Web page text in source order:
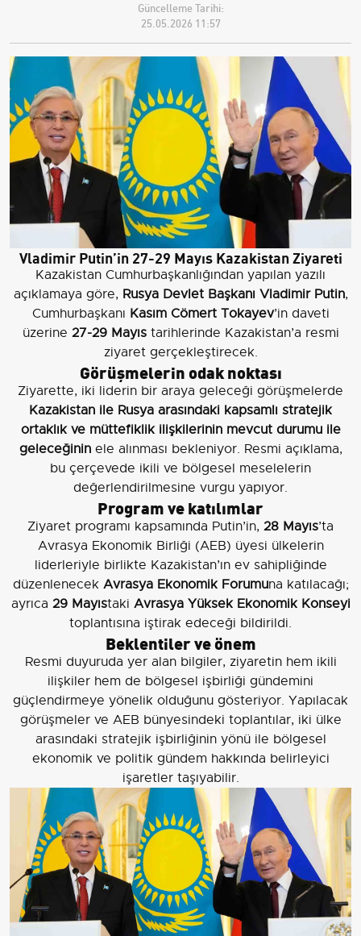
Güncelleme Tarihi:
25.05.2026 11:57
Vladimir Putin’in 27-29 Mayıs Kazakistan Ziyareti
Kazakistan Cumhurbaşkanlığından yapılan yazılı
açıklamaya göre, Rusya Devlet Başkanı Vladimir Putin,
Cumhurbaşkanı Kasım Cömert Tokayev’in daveti
üzerine 27-29 Mayıstarihlerinde Kazakistan’a resmi
ziyaret gerçekleştirecek.
Görüşmelerin odak noktası
Ziyarette, iki liderin bir araya geleceği görüşmelerde
Kazakistan ile Rusya arasındaki kapsamlı stratejik
ortaklık ve müttefiklik ilişkilerinin mevcut durumu ile
geleceğininele alınması bekleniyor. Resmi açıklama,
bu çerçevede ikili ve bölgesel meselelerin
değerlendirilmesine vurgu yapıyor.
Program ve katılımlar
Ziyaret programı kapsamında Putin’in, 28 Mayıs’ta
Avrasya Ekonomik Birliği (AEB) üyesi ülkelerin
liderleriyle birlikte Kazakistan’ın ev sahipliğinde
düzenlenecek Avrasya Ekonomik Forumuna katılacağı;
ayrıca 29 Mayıstaki Avrasya Yüksek Ekonomik Konseyi
toplantısına iştirak edeceği bildirildi.
Beklentiler ve önem
Resmi duyuruda yer alan bilgiler, ziyaretin hem ikili
ilişkiler hem de bölgesel işbirliği gündemini
güçlendirmeye yönelik olduğunu gösteriyor. Yapılacak
görüşmeler ve AEB bünyesindeki toplantılar, iki ülke
arasındaki stratejik işbirliğinin yönü ile bölgesel
ekonomik ve politik gündem hakkında belirleyici
işaretler taşıyabilir.